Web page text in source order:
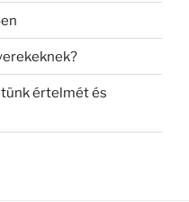
értelmét és